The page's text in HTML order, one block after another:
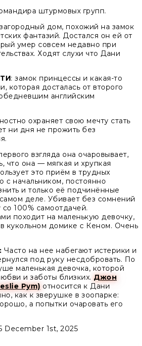
штурмовых групп.
дом, похожий на замок
фантазий. Достался он ей от
умер совсем недавно при
Ходят слухи что Дани
: замок принцессы и какая-то
которая досталась от второго
английским
охраняет свою мечту стать
ни дня не прожить без
взгляда она очаровывает,
что она — мягкая и хрупкая
это приём в трудных
с начальником, постоянно
и только её подчинённые
деле. Убивает без сомнений
100% самоотдачей.
походит на маленькую девочку,
кукольном домике с Кеном. Очень
Часто на нее набегают истерики и
под руку несдобровать. По
маленькая девочка, которой
и заботы близких. Джон
Pym) относится к Дани
как к зверушке в зоопарке:
а попытки очаровать его
December 1st, 2025